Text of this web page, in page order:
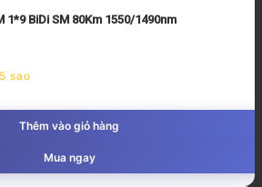
1*9 BiDi SM 80Km 1550/1490nm
5 sao
Thêm vào giỏ hàng
Mua ngay